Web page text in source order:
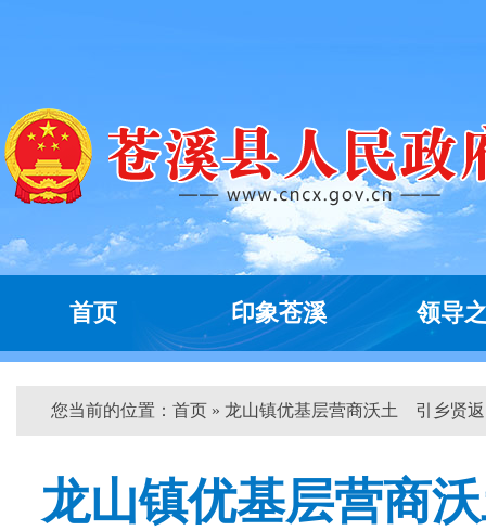
首页 印象苍溪 领导
您当前的位置： 首页 » 龙山镇优基层营商沃土 引乡贤返
龙山镇优基层营商